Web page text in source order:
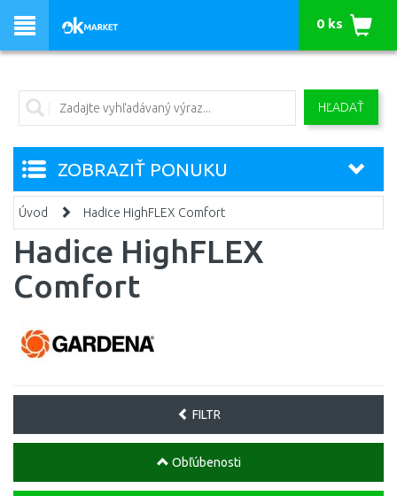
HĽADAŤ
0 ks
ZOBRAZIŤ PONUKU
Úvod Hadice HighFLEX Comfort
Hadice HighFLEX
Comfort
FILTR
Obľúbenosti